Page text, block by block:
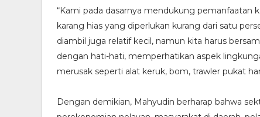
“Kami pada dasarnya mendukung pemanfaatan
karang hias yang diperlukan kurang dari satu
diambil juga relatif kecil, namun kita harus
dengan hati-hati, memperhatikan aspek
merusak seperti alat keruk, bom, trawler pukat
Dengan demikian, Mahyudin berharap bahwa